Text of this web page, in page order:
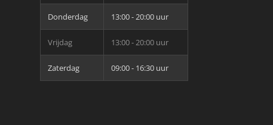
Donderdag 13:00 - 20:00 uur
Vrijdag 13:00 - 20:00 uur
Zaterdag 09:00 - 16:30 uur